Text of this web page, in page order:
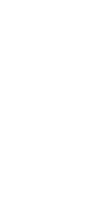
ברכב, הטווח